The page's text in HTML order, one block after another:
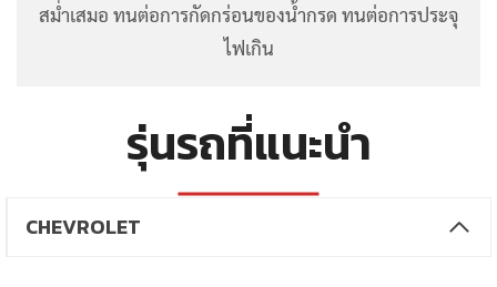
สม่ำเสมอ ทนต่อการกัดกร่อนของน้ำกรด ทนต่อการประจุ
ไฟเกิน
รุ่นรถที่แนะนำ
CHEVROLET